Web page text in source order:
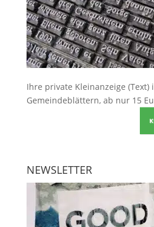
Ihre private Kleinanzeige (Text)
Gemeindeblättern, ab nur 15
NEWSLETTER